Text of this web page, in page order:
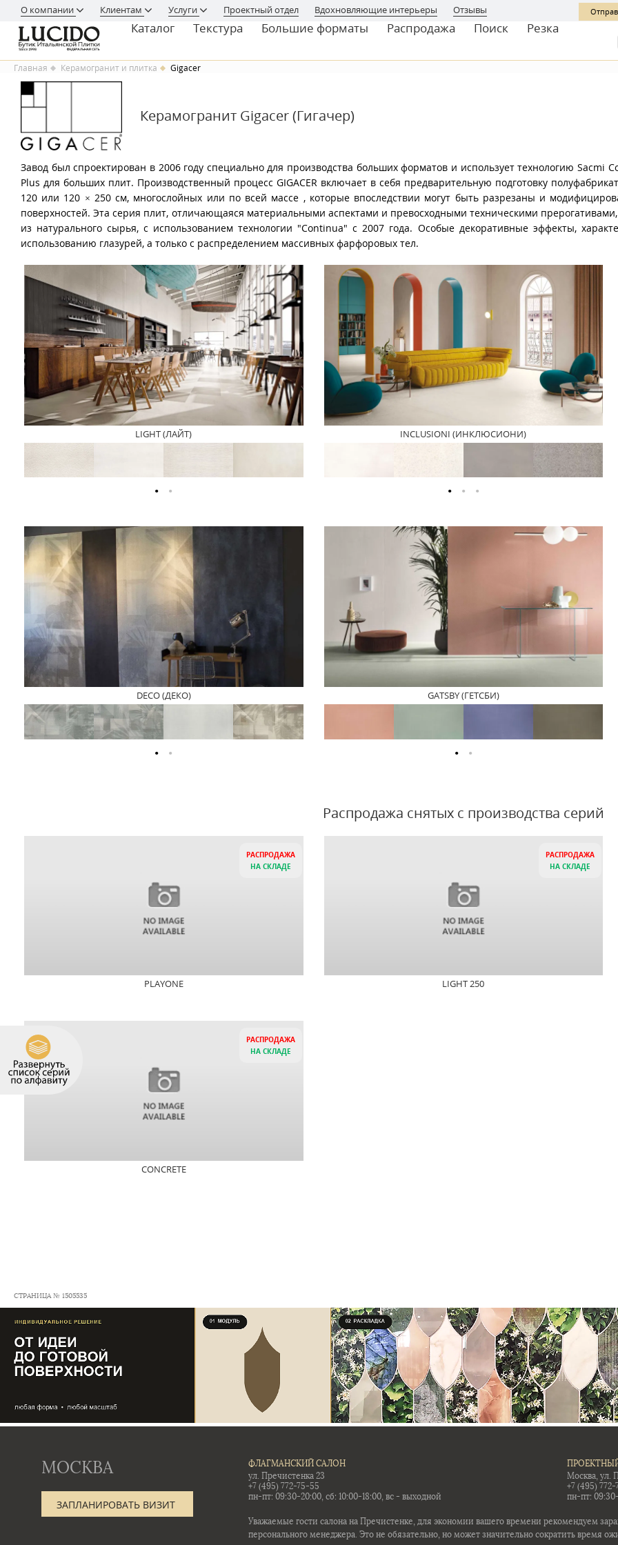
О компании Клиентам Услуги Проектный отдел Вдохновляющие интерьеры Отзывы
Каталог Текстура Большие форматы Распродажа Поиск Резка
Главная Керамогранит и плитка Gigacer
Керамогранит Gigacer (Гигачер)
Завод был спроектирован в 2006 году специально для производства больших форматов и использует технологию Sacmi
Plus для больших плит. Производственный процесс GIGACER включает в себя предварительную подготовку
120 или 120 × 250 см, многослойных или по всей массе , которые впоследствии могут быть разрезаны и
поверхностей. Эта серия плит, отличающаяся материальными аспектами и превосходными техническими
из натурального сырья, с использованием технологии "Continua" с 2007 года. Особые декоративные эффекты,
использованию глазурей, а только с распределением массивных фарфоровых тел.
LIGHT (ЛАЙТ) INCLUSIONI (ИНКЛЮСИОНИ)
DECO (ДЕКО) GATSBY (ГЕТСБИ)
Распродажа снятых с производства серий
РАСПРОДАЖА
НА СКЛАДЕ
PLAYONE
РАСПРОДАЖА
НА СКЛАДЕ
LIGHT 250
РАСПРОДАЖА
НА СКЛАДЕ
CONCRETE
СТРАНИЦА № 1505535
МОСКВА
ЗАПЛАНИРОВАТЬ ВИЗИТ
ФЛАГМАНСКИЙ САЛОН
ул. Пречистенка 23
+7 (495) 772-75-55
пн-пт: 09:30-20:00, сб: 10:00-18:00, вс - выходной
Москва, ул.
+7 (495)
пн-пт:
Уважаемые гости салона на Пречистенке, для экономии вашего времени рекомендуем
персонального менеджера. Это не обязательно, но может значительно сократить время